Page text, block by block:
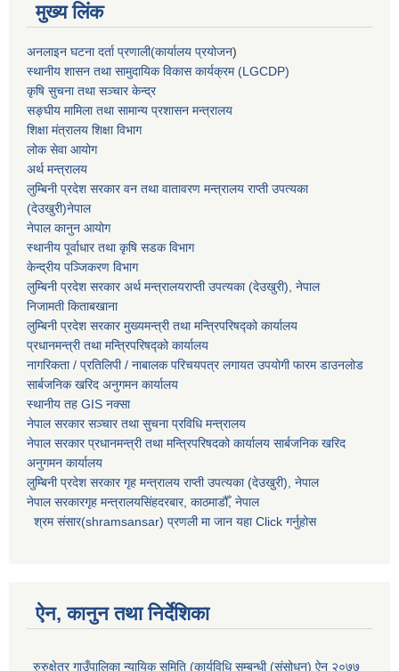
मुख्य लिंक
अनलाइन घटना दर्ता प्रणाली(कार्यालय प्रयोजन)
स्थानीय शासन तथा सामुदायिक विकास कार्यक्रम (LGCDP)
कृषि सुचना तथा सञ्चार केन्द्र
सङ्घीय मामिला तथा सामान्य प्रशासन मन्त्रालय
शिक्षा मंत्रालय शिक्षा विभाग
लोक सेवा आयोग
अर्थ मन्त्रालय
लुम्बिनी प्रदेश सरकार वन तथा वातावरण मन्त्रालय राप्ती उपत्यका
(देउखुरी)नेपाल
नेपाल कानुन आयोग
स्थानीय पूर्वाधार तथा कृषि सडक विभाग
केन्द्रीय पञ्जिकरण विभाग
लुम्बिनी प्रदेश सरकार अर्थ मन्त्रालयराप्ती उपत्यका (देउखुरी), नेपाल
निजामती किताबखाना
लुम्बिनी प्रदेश सरकार मुख्यमन्त्री तथा मन्त्रिपरिषद्को कार्यालय
प्रधानमन्त्री तथा मन्त्रिपरिषद्को कार्यालय
नागरिकता / प्रतिलिपी / नाबालक परिचयपत्र लगायत उपयोगी फारम डाउनलोड
सार्बजनिक खरिद अनुगमन कार्यालय
स्थानीय तह GIS नक्सा
नेपाल सरकारसञ्चार तथा सुचना प्रविधि मन्त्रालय
नेपाल सरकार प्रधानमन्त्री तथा मन्त्रिपरिषदको कार्यालय सार्बजनिक खरिद
अनुगमन कार्यालय
लुम्बिनी प्रदेश सरकार गृह मन्त्रालय राप्ती उपत्यका (देउखुरी), नेपाल
नेपाल सरकारगृह मन्त्रालयसिंहदरबार, काठमाडौँ, नेपाल
श्रम संसार(shramsansar) प्रणली मा जान यहा Click गर्नुहोस
ऐन, कानुन तथा निर्देशिका
रुरुक्षेत्र गाउँपालिका न्यायिक समिति (कार्यविधि सम्बन्धी (संसोधन) ऐन २०७७